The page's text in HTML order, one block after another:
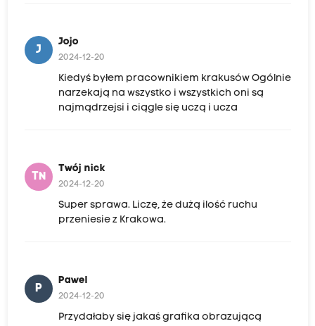
J
Jojo
2024-12-20
Kiedyś byłem pracownikiem krakusów Ogólnie
narzekają na wszystko i wszystkich oni są
najmądrzejsi i ciągle się uczą i ucza
TN
Twój nick
2024-12-20
Super sprawa. Liczę, że dużą ilość ruchu
przeniesie z Krakowa.
P
Pawel
2024-12-20
Przydałaby się jakaś grafika obrazującą